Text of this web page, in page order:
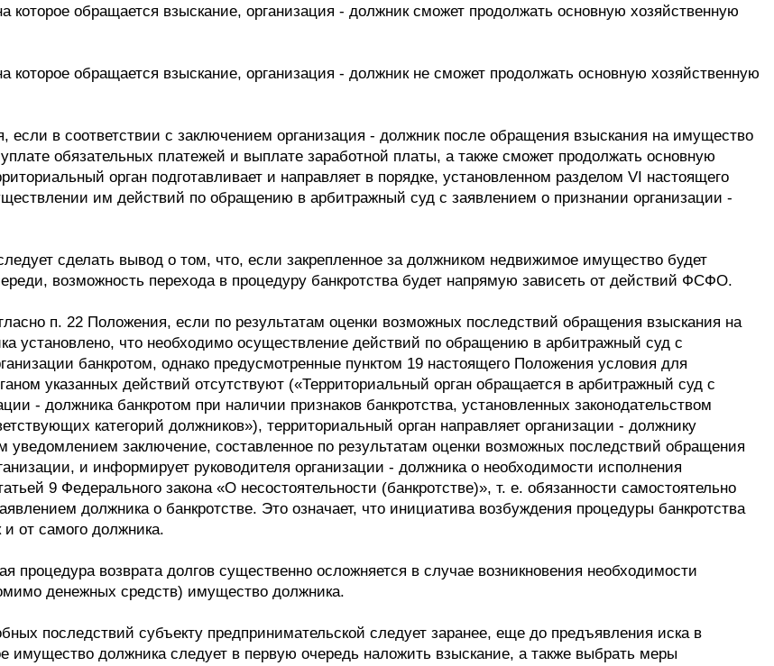
которое обращается взыскание, организация - должник сможет продолжать основную хозяйственную
которое обращается взыскание, организация - должник не сможет продолжать основную хозяйственную
если в соответствии с заключением организация - должник после обращения взыскания на имущество
обязательных платежей и выплате заработной платы, а также сможет продолжать основную
орган подготавливает и направляет в порядке, установленном разделом VI настоящего
им действий по обращению в арбитражный суд с заявлением о признании организации -
сделать вывод о том, что, если закрепленное за должником недвижимое имущество будет
возможность перехода в процедуру банкротства будет напрямую зависеть от действий ФСФО.
п. 22 Положения, если по результатам оценки возможных последствий обращения взыскания на
установлено, что необходимо осуществление действий по обращению в арбитражный суд с
банкротом, однако предусмотренные пунктом 19 настоящего Положения условия для
указанных действий отсутствуют («Территориальный орган обращается в арбитражный суд с
- должника банкротом при наличии признаков банкротства, установленных законодательством
категорий должников»), территориальный орган направляет организации - должнику
уведомлением заключение, составленное по результатам оценки возможных последствий обращения
и информирует руководителя организации - должника о необходимости исполнения
9 Федерального закона «О несостоятельности (банкротстве)», т. е. обязанности самостоятельно
должника о банкротстве. Это означает, что инициатива возбуждения процедуры банкротства
от самого должника.
процедура возврата долгов существенно осложняется в случае возникновения необходимости
денежных средств) имущество должника.
последствий субъекту предпринимательской следует заранее, еще до предъявления иска в
имущество должника следует в первую очередь наложить взыскание, а также выбрать меры